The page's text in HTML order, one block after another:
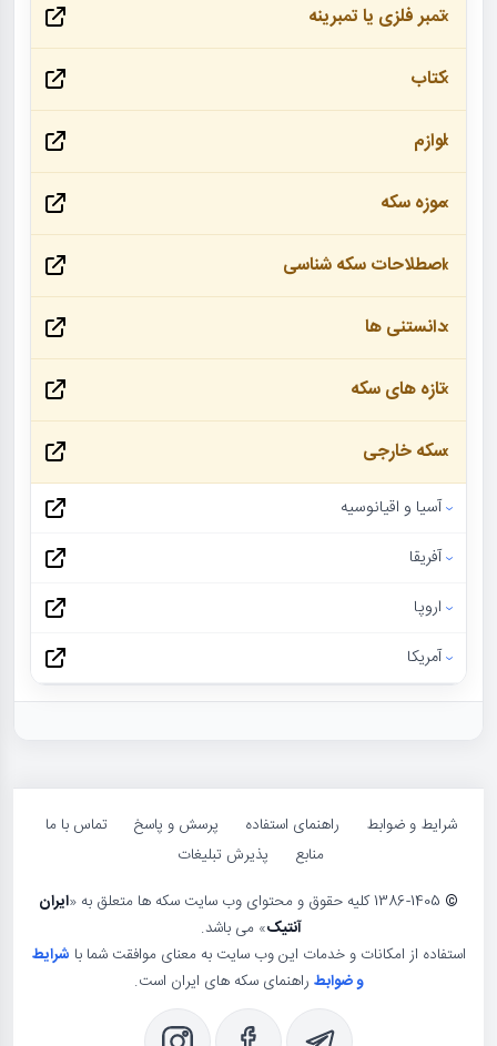
تمبر فلزی یا تمبرینه
کتاب
لوازم
موزه سکه
اصطلاحات سکه شناسی
دانستنی ها
تازه های سکه
سکه خارجی
آسیا و اقیانوسیه
آفریقا
اروپا
آمریکا
شرایط و ضوابط راهنمای استفاده پرسش و پاسخ
تماس با ما
منابع
پذیرش تبلیغات
©
ایران
آنتیک» می باشد.
استفاده از امکانات و خدمات این وب سایت به معنای موافقت شما با شرایط
و ضوابط راهنمای سکه های ایران است.